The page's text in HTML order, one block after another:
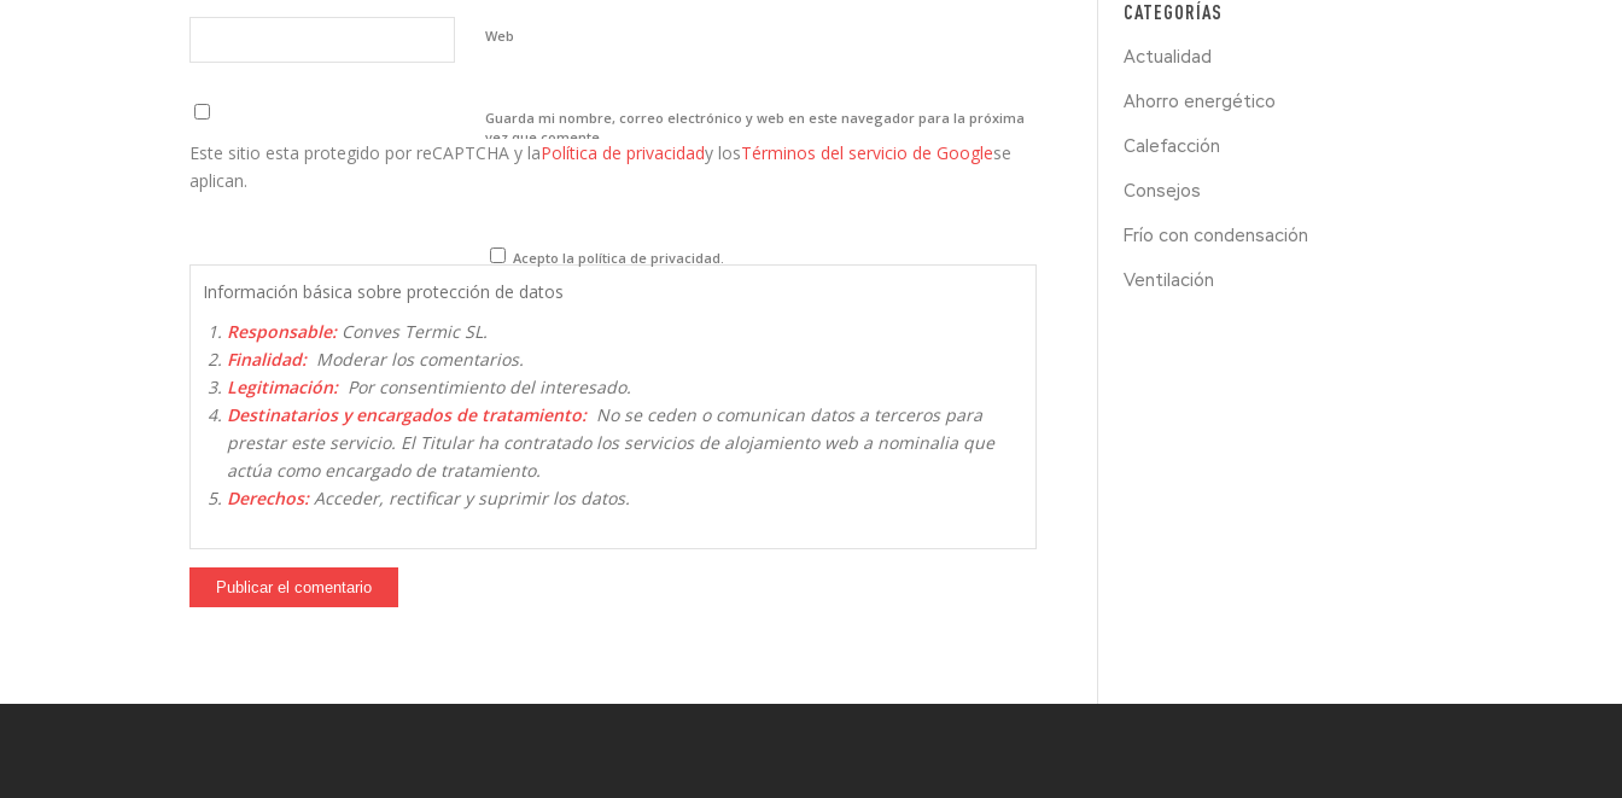
Web
Guarda mi nombre, correo electrónico y web en este navegador para la próxima
vez que comente.
Este sitio esta protegido por reCAPTCHA y laPolítica de privacidady losTérminos del servicio de Googlese
aplican.
Acepto la política de privacidad.
Información básica sobre protección de datos
Responsable:Conves Termic SL.
Finalidad:Moderar los comentarios.
Legitimación:Por consentimiento del interesado.
Destinatarios y encargados de tratamiento:No se ceden o comunican datos a terceros para
prestar este servicio. El Titular ha contratado los servicios de alojamiento web a nominalia que
actúa como encargado de tratamiento.
Derechos:Acceder, rectificar y suprimir los datos.
CATEGORÍAS
Actualidad
Ahorro energético
Calefacción
Consejos
Frío con condensación
Ventilación